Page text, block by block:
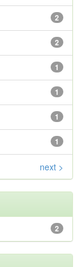
2
2
1
1
1
1
next >
2